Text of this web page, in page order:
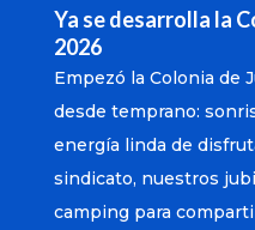
Ya se desarrolla la
2026
Empezó la Colonia de
desde temprano:
energía linda de
sindicato, nuestros
camping para